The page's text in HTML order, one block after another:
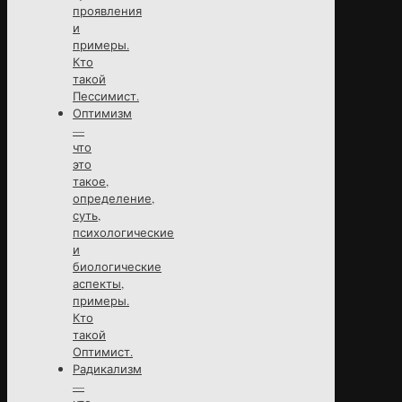
проявления
и
примеры.
Кто
такой
Пессимист.
Оптимизм
—
что
это
такое,
определение,
суть,
психологические
и
биологические
аспекты,
примеры.
Кто
такой
Оптимист.
Радикализм
—